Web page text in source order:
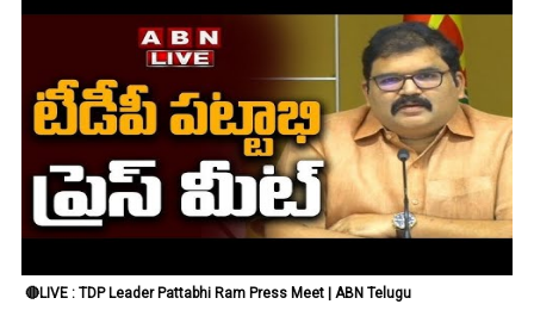
🔴LIVE : TDP Leader Pattabhi Ram Press Meet | ABN Telugu